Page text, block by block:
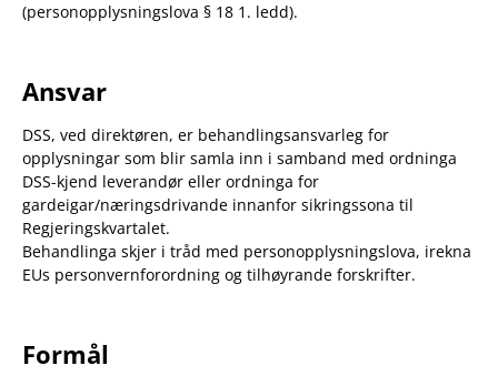
(personopplysningslova § 18 1. ledd).
Ansvar
DSS, ved direktøren, er behandlingsansvarleg for
opplysningar som blir samla inn i samband med ordninga
DSS-kjend leverandør eller ordninga for
gardeigar/næringsdrivande innanfor sikringssona til
Regjeringskvartalet.
Behandlinga skjer i tråd med personopplysningslova, irekna
EUs personvernforordning og tilhøyrande forskrifter.
Formål